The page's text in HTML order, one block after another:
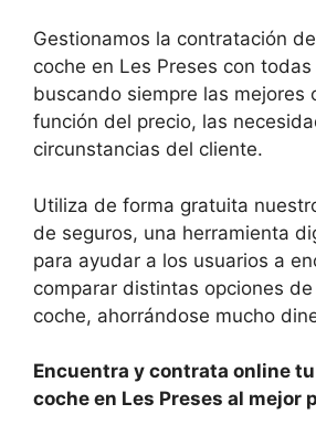
Gestionamos la contratación
coche en Les Preses con
buscando siempre las mejores
función del precio, las
circunstancias del cliente.
Utiliza de forma gratuita
de seguros, una herramienta
para ayudar a los usuarios a
comparar distintas opciones
coche, ahorrándose mucho
Encuentra y contrata online
coche en Les Preses al mejor